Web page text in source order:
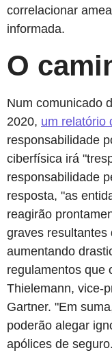
correlacionar
informada.
O
Num comunicado
2020, um relatório
responsabilidade
ciberfísica irá
responsabilidade
resposta, "as
reagirão
graves resultantes
aumentando
regulamentos que
Thielemann, vice-
Gartner. "Em
poderão alegar
apólices de